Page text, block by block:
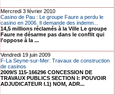
Mercredi 3 février 2010
Casino de Pau : Le groupe Faure a perdu le
casino en 2006. Il demande des indemn...
14,5 millions réclamés à la Ville Le groupe
Faure ne désarme pas dans le conflit qui
l'oppose à la ...
Vendredi 19 juin 2009
F-La Seyne-sur-Mer: Travaux de construction
de casinos
2009/S 115-166296 CONCESSION DE
TRAVAUX PUBLICS SECTION I: POUVOIR
ADJUDICATEUR I.1) NOM, ADR...